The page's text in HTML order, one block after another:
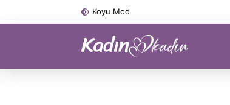
Koyu Mod